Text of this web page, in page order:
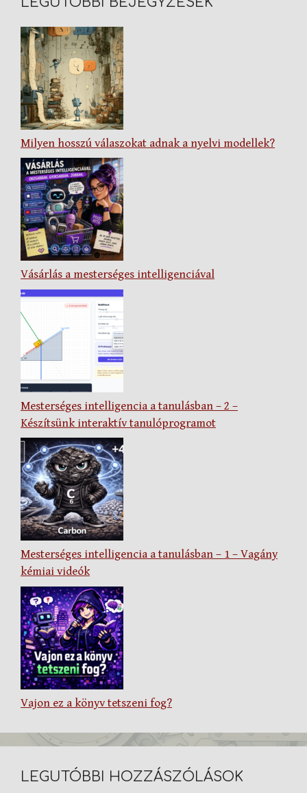
Milyen hosszú válaszokat adnak a nyelvi modellek?
Vásárlás a mesterséges intelligenciával
Mesterséges intelligencia a tanulásban – 2 –
Készítsünk interaktív tanulóprogramot
Mesterséges intelligencia a tanulásban – 1 – Vagány
kémiai videók
Vajon ez a könyv tetszeni fog?
LEGUTÓBBI HOZZÁSZÓLÁSOK